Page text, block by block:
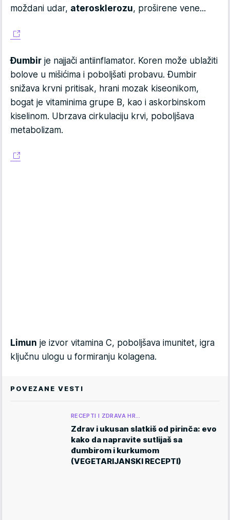
moždani udar, aterosklerozu, proširene vene...
Đumbir je najjači antiinflamator. Koren može ublažiti
bolove u mišićima i poboljšati probavu. Đumbir
snižava krvni pritisak, hrani mozak kiseonikom,
bogat je vitaminima grupe B, kao i askorbinskom
kiselinom. Ubrzava cirkulaciju krvi, poboljšava
metabolizam.
Limun je izvor vitamina C, poboljšava imunitet, igra
ključnu ulogu u formiranju kolagena.
POVEZANE VESTI
RECEPTI I ZDRAVA HR…
Zdrav i ukusan slatkiš od pirinča: evo
kako da napravite sutlijaš sa
đumbirom i kurkumom
(VEGETARIJANSKI RECEPTI)